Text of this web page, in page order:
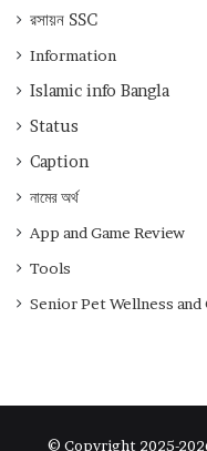
রসায়ন SSC
Information
Islamic info Bangla
Status
Caption
নামের অর্থ
App and Game Review
Tools
Senior Pet Wellness and
© Copyright 2025-